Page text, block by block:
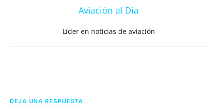
Aviación al Día
Líder en noticias de aviación
DEJA UNA RESPUESTA